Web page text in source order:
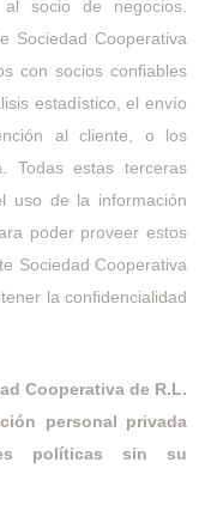
socio de negocios.
Sociedad Cooperativa
con socios confiables
estadístico, el envío
al cliente, o los
Todas estas terceras
uso de la información
poder proveer estos
Sociedad Cooperativa
la confidencialidad
Cooperativa de R.L.
personal privada
políticas sin su